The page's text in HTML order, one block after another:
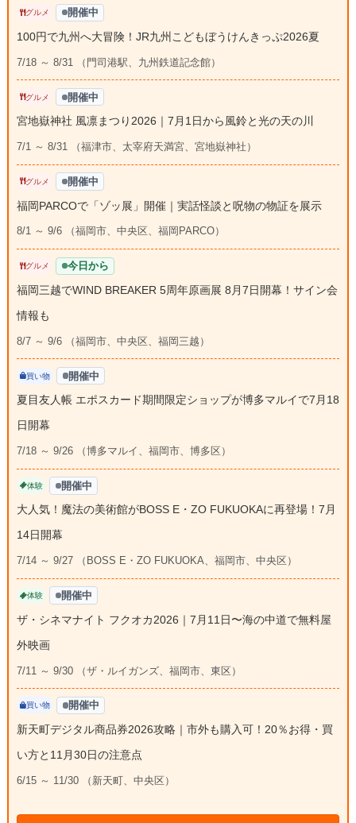
グルメ 開催中
100円で九州へ大冒険！JR九州こどもぼうけんきっぷ2026夏
7/18 ～ 8/31 （門司港駅、九州鉄道記念館）
グルメ 開催中
宮地嶽神社 風凛まつり2026｜7月1日から風鈴と光の天の川
7/1 ～ 8/31 （福津市、太宰府天満宮、宮地嶽神社）
グルメ 開催中
福岡PARCOで「ゾッ展」開催｜実話怪談と呪物の物証を展示
8/1 ～ 9/6 （福岡市、中央区、福岡PARCO）
グルメ 今日から
福岡三越でWIND BREAKER 5周年原画展 8月7日開幕！サイン会
情報も
8/7 ～ 9/6 （福岡市、中央区、福岡三越）
買い物 開催中
夏目友人帳 エポスカード期間限定ショップが博多マルイで7月18
日開幕
7/18 ～ 9/26 （博多マルイ、福岡市、博多区）
体験 開催中
大人気！魔法の美術館がBOSS E・ZO FUKUOKAに再登場！7月
14日開幕
7/14 ～ 9/27 （BOSS E・ZO FUKUOKA、福岡市、中央区）
体験 開催中
ザ・シネマナイト フクオカ2026｜7月11日〜海の中道で無料屋
外映画
7/11 ～ 9/30 （ザ・ルイガンズ、福岡市、東区）
買い物 開催中
新天町デジタル商品券2026攻略｜市外も購入可！20％お得・買
い方と11月30日の注意点
6/15 ～ 11/30 （新天町、中央区）